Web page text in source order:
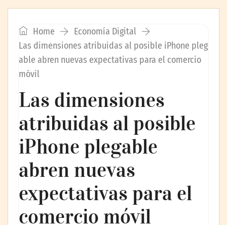
Home
Economía Digital
Las dimensiones atribuidas al posible iPhone pleg
able abren nuevas expectativas para el comercio
móvil
Las dimensiones
atribuidas al posible
iPhone plegable
abren nuevas
expectativas para el
comercio móvil